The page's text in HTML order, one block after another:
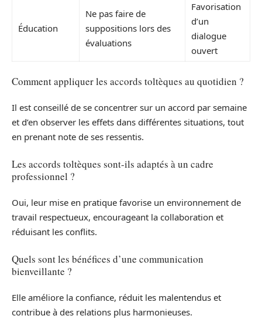
Éducation
Ne pas faire de
suppositions lors des
évaluations
Favorisation
d’un
dialogue
ouvert
Comment appliquer les accords toltèques au quotidien ?
Il est conseillé de se concentrer sur un accord par semaine
et d’en observer les effets dans différentes situations, tout
en prenant note de ses ressentis.
Les accords toltèques sont-ils adaptés à un cadre
professionnel ?
Oui, leur mise en pratique favorise un environnement de
travail respectueux, encourageant la collaboration et
réduisant les conflits.
Quels sont les bénéfices d’une communication
bienveillante ?
Elle améliore la confiance, réduit les malentendus et
contribue à des relations plus harmonieuses.